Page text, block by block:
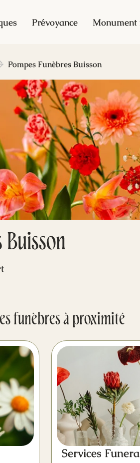
Prévoyance Monument
Buisson
Pompes Funèbres Buisson
funèbres à proximité
Services